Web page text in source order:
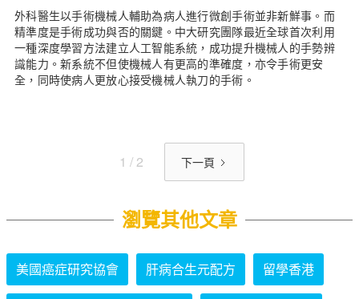
外科醫生以手術機械人輔助為病人進行微創手術並非新鮮事。而
精準度是手術成功與否的關鍵。中大研究團隊最近全球首次利用
一種深度學習方法建立人工智能系統，成功提升機械人的手勢辨
識能力。新系統不但使機械人有更高的準確度，亦令手術更安
全，同時使病人更放心接受機械人執刀的手術。
1 / 2 下一頁
瀏覽其他文章
美國癌症研究協會 肝病合生元配方 留學香港